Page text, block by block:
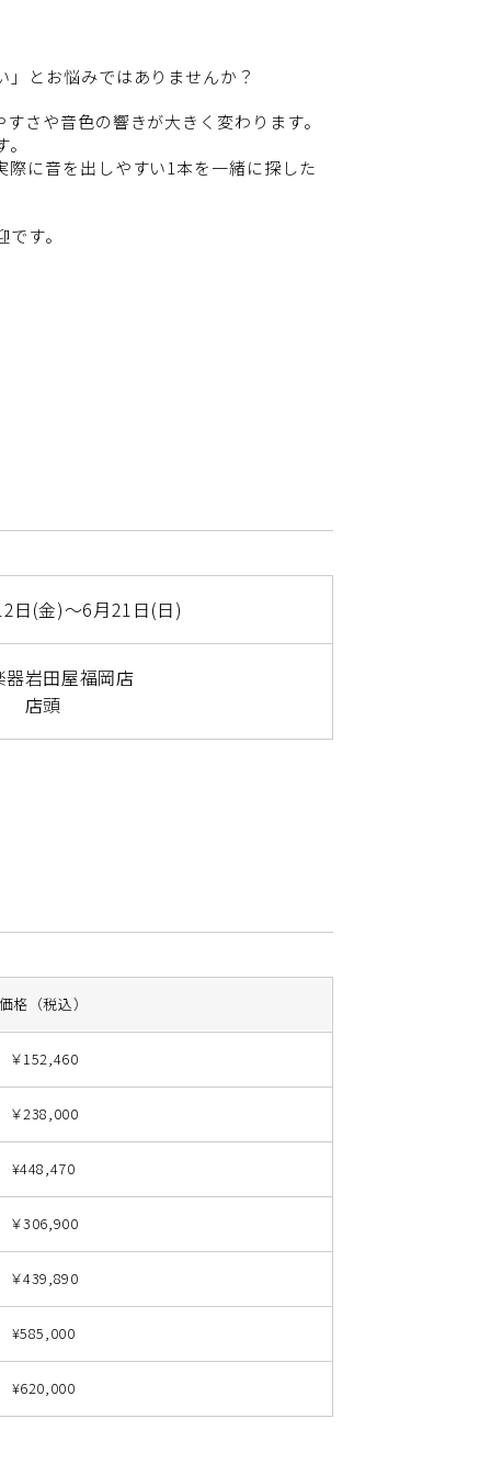
とお悩みではありませんか？
さや音色の響きが大きく変わります。
に音を出しやすい1本を一緒に探した
す。
日(金)～6月21日(日)
器岩田屋福岡店
店頭
格（税込）
￥152,460
￥238,000
¥448,470
￥306,900
￥439,890
¥585,000
¥620,000